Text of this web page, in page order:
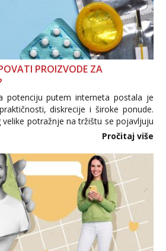
PROIZVODE ZA
potenciju putem interneta postala je
diskrecije i široke ponude.
potražnje na tržištu se pojavljuju
nepouzdane internetske
Pročitaj više